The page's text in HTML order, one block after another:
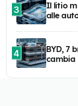
3
Il litio
alle
4
BYD, 7
cambia